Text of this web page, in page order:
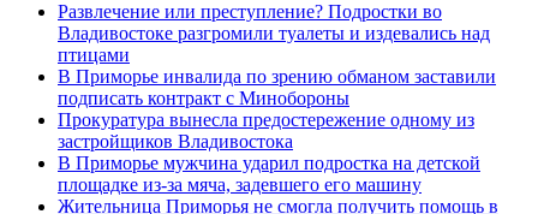
Развлечение или преступление? Подростки во
Владивостоке разгромили туалеты и издевались над
птицами
В Приморье инвалида по зрению обманом заставили
подписать контракт с Минобороны
Прокуратура вынесла предостережение одному из
застройщиков Владивостока
В Приморье мужчина ударил подростка на детской
площадке из-за мяча, задевшего его машину
Жительница Приморья не смогла получить помощь в